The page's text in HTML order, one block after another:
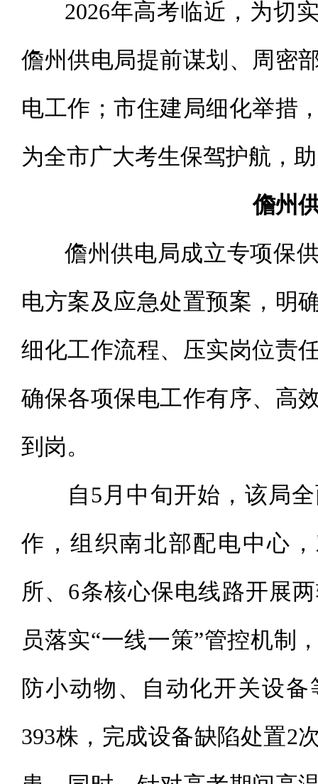
2026年高考临近，为切实
儋州供电局提前谋划、周密
电工作；市住建局细化举措
为全市广大考生保驾护航，
儋州
儋州供电局成立专项保供
电方案及应急处置预案，明
细化工作流程、压实岗位责
确保各项保电工作有序、高
到岗。
自5月中旬开始，该局全
作，组织南北部配电中心
所、6条核心保电线路开展
员落实“一线一策”管控机制
防小动物、自动化开关设
393株，完成设备缺陷处置2